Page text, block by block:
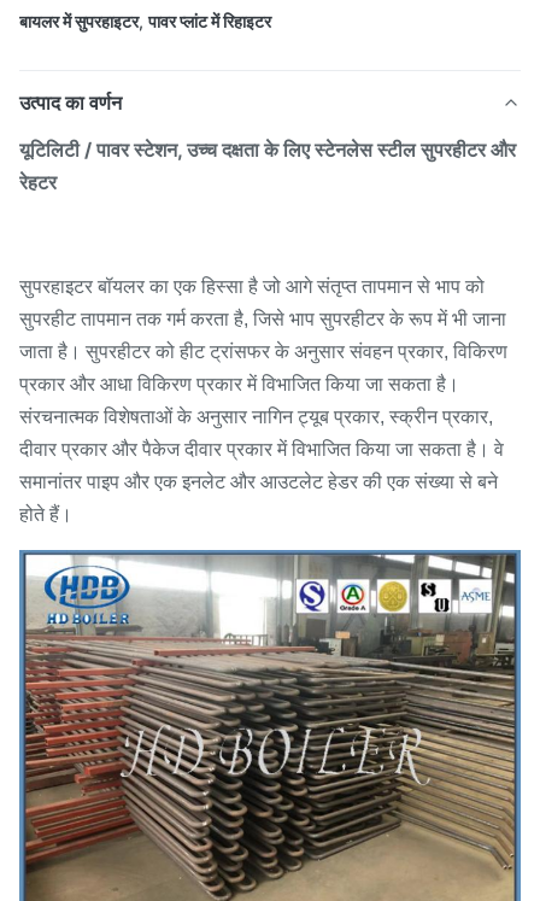
बायलर में सुपरहाइटर,पावर प्लांट में रिहाइटर
उत्पाद का वर्णन
यूटिलिटी / पावर स्टेशन, उच्च दक्षता के लिए स्टेनलेस स्टील सुपरहीटर और
रेहटर
सुपरहाइटर बॉयलर का एक हिस्सा है जो आगे संतृप्त तापमान से भाप को
सुपरहीट तापमान तक गर्म करता है, जिसे भाप सुपरहीटर के रूप में भी जाना
जाता है। सुपरहीटर को हीट ट्रांसफर के अनुसार संवहन प्रकार, विकिरण
प्रकार और आधा विकिरण प्रकार में विभाजित किया जा सकता है।
संरचनात्मक विशेषताओं के अनुसार नागिन ट्यूब प्रकार, स्क्रीन प्रकार,
दीवार प्रकार और पैकेज दीवार प्रकार में विभाजित किया जा सकता है। वे
समानांतर पाइप और एक इनलेट और आउटलेट हेडर की एक संख्या से बने
होते हैं।